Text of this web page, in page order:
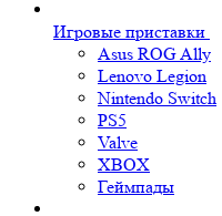
Игровые приставки
Asus ROG Ally
Lenovo Legion
Nintendo Switch
PS5
Valve
XBOX
Геймпады